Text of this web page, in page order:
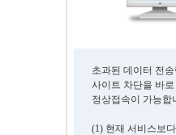
초과된 데이터 전
사이트 차단을 바
정상접속이 가능합
(1) 현재 서비스보